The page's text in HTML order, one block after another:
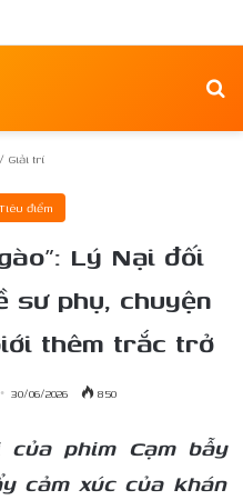
/ Giải trí
điểm
Lý Nại đối
sư phụ, chuyện
thêm trắc trở
30/06/2026 850
phim Cạm bẫy
cảm xúc của khán